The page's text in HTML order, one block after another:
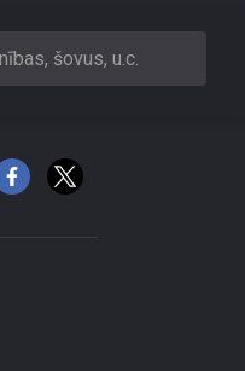
šovus, u.c.